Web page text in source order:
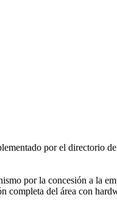
por el directorio
por la concesión a la
completa del área con